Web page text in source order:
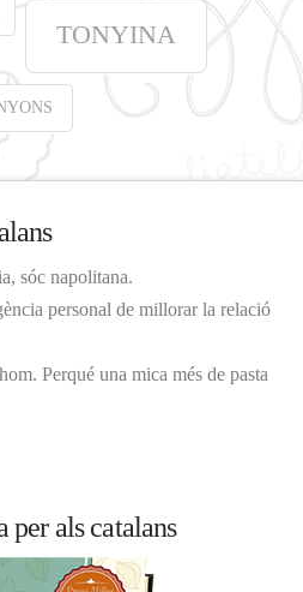
TONYINA
sóc napolitana.
personal de millorar la relació
Perqué una mica més de pasta
per als catalans